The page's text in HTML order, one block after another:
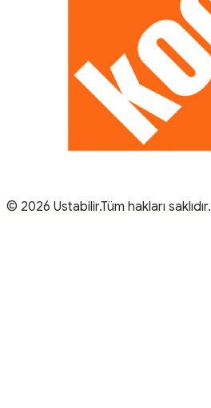
© 2026 Ustabilir.Tüm hakları saklıdır.